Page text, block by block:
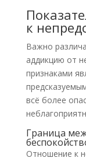
к
Важно
аддикцию от
признаками
всё более
Граница
Отношение к